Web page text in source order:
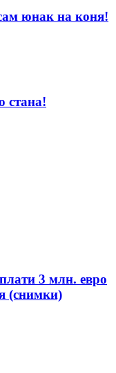
юнак на коня!
стана!
3 млн. евро
(снимки)